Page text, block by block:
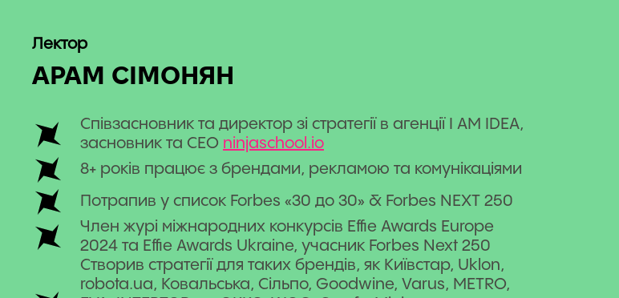
Лектор
АРАМ СІМОНЯН
Співзасновник та директор зі стратегії в агенції I AM IDEA,
засновник та СЕО ninjaschool.io
8+ років працює з брендами, рекламою та комунікаціями
Потрапив у список Forbes «30 до 30» & Forbes NEXT 250
Член журі міжнародних конкурсів Effie Awards Europe
2024 та Effie Awards Ukraine, учасник Forbes Next 250
Створив стратегії для таких брендів, як Київстар, Uklon,
robota.ua, Ковальська, Сільпо, Goodwine, Varus, METRO,